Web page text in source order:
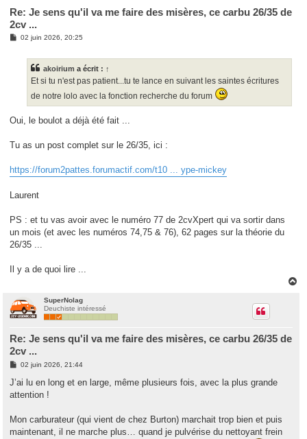
Re: Je sens qu'il va me faire des misères, ce carbu 26/35 de
2cv ...
M02 juin 2026, 20:25
akoirium a écrit : ↑
Et si tu n'est pas patient...tu te lance en suivant les saintes écritures
de notre lolo avec la fonction recherche du forum
Oui, le boulot a déjà été fait ...
Tu as un post complet sur le 26/35, ici :
https://forum2pattes.forumactif.com/t10 ... ype-mickey
Laurent
PS : et tu vas avoir avec le numéro 77 de 2cvXpert qui va sortir dans
un mois (et avec les numéros 74,75 & 76), 62 pages sur la théorie du
26/35 ...
Il y a de quoi lire ...
SuperNolag
Deuchiste intéressé
Re: Je sens qu'il va me faire des misères, ce carbu 26/35 de
2cv ...
M
s
a
02 juin 2026, 21:44
J’ai lu en long et en large, même plusieurs fois, avec la plus grande
attention !
Mon carburateur (qui vient de chez Burton) marchait trop bien et puis
maintenant, il ne marche plus… quand je pulvérise du nettoyant frein